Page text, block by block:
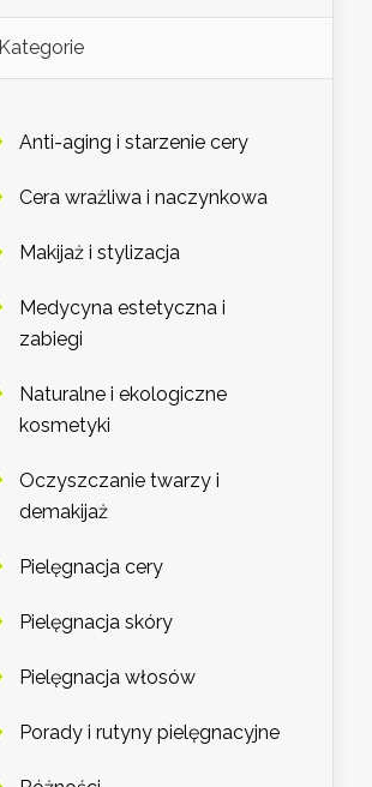
Kategorie
Anti-aging i starzenie cery
Cera wrażliwa i naczynkowa
Makijaż i stylizacja
Medycyna estetyczna i
zabiegi
Naturalne i ekologiczne
kosmetyki
Oczyszczanie twarzy i
demakijaż
Pielęgnacja cery
Pielęgnacja skóry
Pielęgnacja włosów
Porady i rutyny pielęgnacyjne